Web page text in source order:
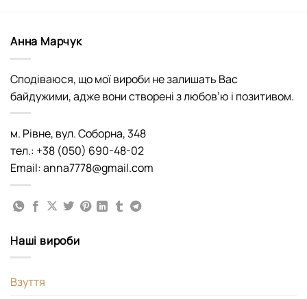
Анна Марчук
Сподіваюся, що мої вироби не залишать Вас
байдужими, адже вони створені з любов’ю і позитивом.
м. Рівне, вул. Соборна, 348
тел.: +38 (050) 690-48-02
Email: anna7778@gmail.com
Наші вироби
Взуття